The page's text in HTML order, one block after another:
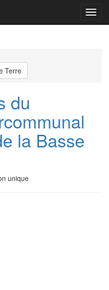
Menu
Terre
du
la Basse
unique